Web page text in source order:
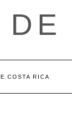
COSTA RICA